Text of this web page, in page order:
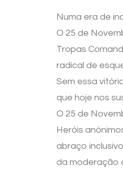
Numa era de
O 25 de
Tropas
radical de
Sem essa
que hoje nos
O 25 de
Heróis
abraço
da moderação